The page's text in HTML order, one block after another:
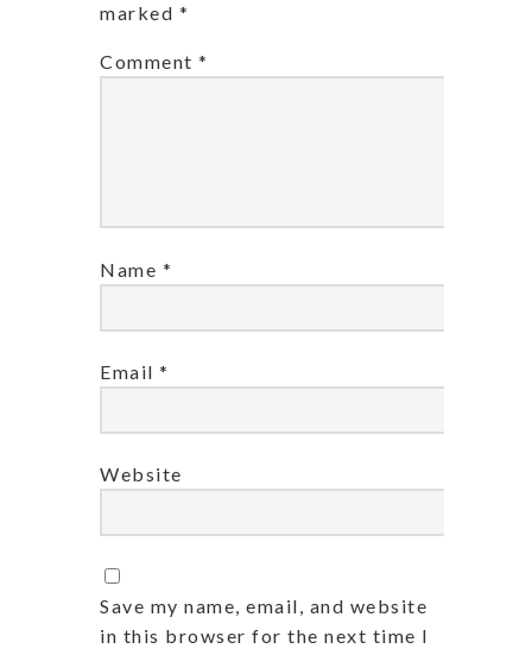
marked *
Comment *
Name *
Email *
Website
Save my name, email, and website
in this browser for the next time I